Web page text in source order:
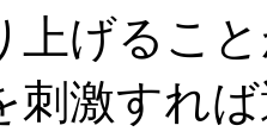
上げるこ
刺激すれ